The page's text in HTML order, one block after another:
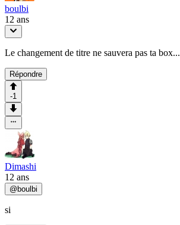
boulbi
12 ans
Le changement de titre ne sauvera pas ta box...
Répondre
-1
Dimashi
12 ans
@ boulbi
si